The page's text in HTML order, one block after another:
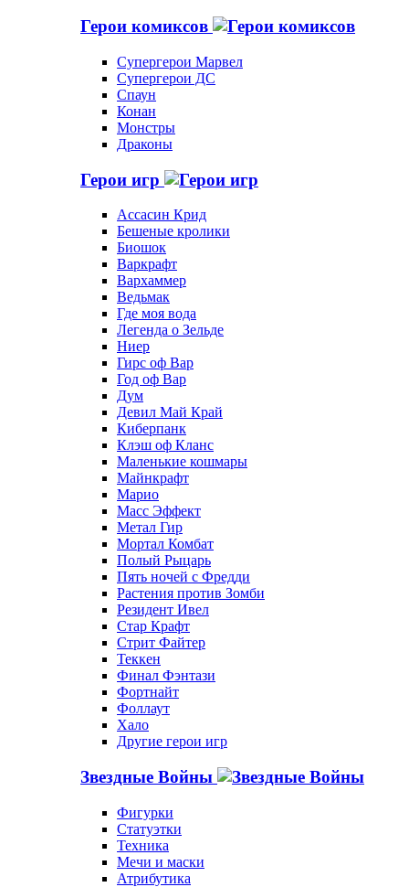
Герои комиксов
Супергерои Марвел
Супергерои ДС
Спаун
Конан
Монстры
Драконы
Герои игр
Ассасин Крид
Бешеные кролики
Биошок
Варкрафт
Вархаммер
Ведьмак
Где моя вода
Легенда о Зельде
Ниер
Гирс оф Вар
Год оф Вар
Дум
Девил Май Край
Киберпанк
Клэш оф Кланс
Маленькие кошмары
Майнкрафт
Марио
Масс Эффект
Метал Гир
Мортал Комбат
Полый Рыцарь
Пять ночей с Фредди
Растения против Зомби
Резидент Ивел
Стар Крафт
Стрит Файтер
Теккен
Финал Фэнтази
Фортнайт
Фоллаут
Хало
Другие герои игр
Звездные Войны
Фигурки
Статуэтки
Техника
Мечи и маски
Атрибутика